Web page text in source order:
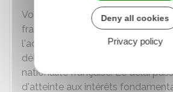
Vous risquez la déchéance de la
française uniquement pour les
l'acquisition de la nationalité
délai de 10 ans à partir de
nationalité française. Le délai
d'atteinte aux intérêts
Deny all cookies
Privacy policy